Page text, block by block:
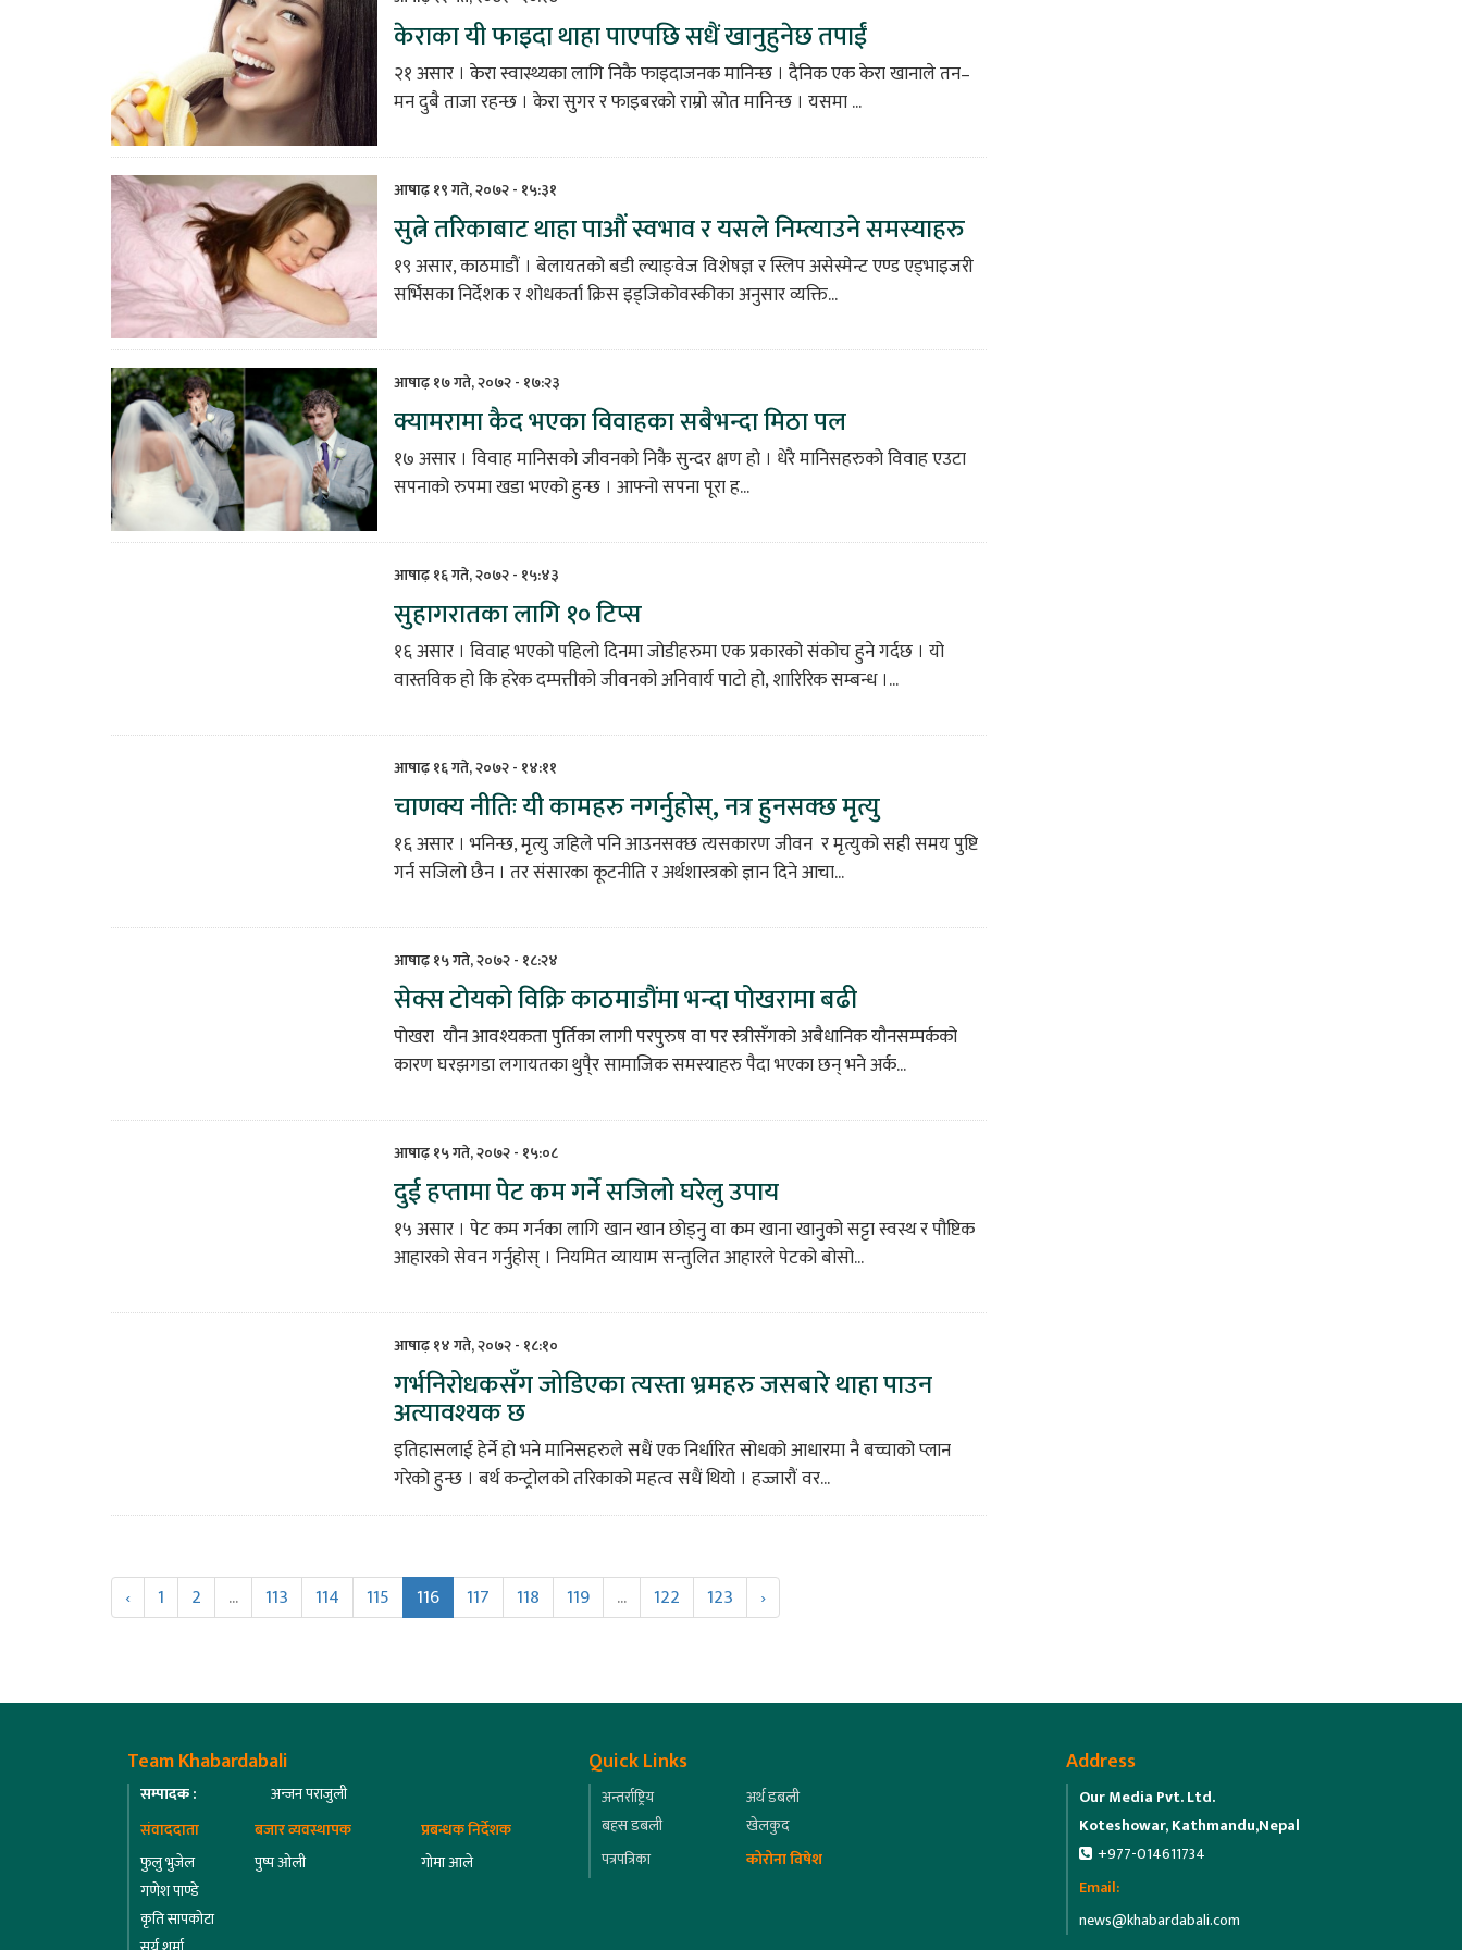
केराका यी फाइदा थाहा पाएपछि सधैं खानुहुनेछ तपाईं
२१ असार । केरा स्वास्थ्यका लागि निकै फाइदाजनक मानिन्छ । दैनिक एक केरा खानाले तन–
मन दुबै ताजा रहन्छ । केरा सुगर र फाइबरको राम्रो स्रोत मानिन्छ । यसमा ...
आषाढ़ १९ गते, २०७२ - १५:३१
सुत्ने तरिकाबाट थाहा पाऔं स्वभाव र यसले निम्त्याउने समस्याहरु
१९ असार, काठमाडौं । बेलायतको बडी ल्याङ्वेज विशेषज्ञ र स्लिप असेस्मेन्ट एण्ड एड्भाइजरी
सर्भिसका निर्देशक र शोधकर्ता क्रिस इड्जिकोवस्कीका अनुसार व्यक्ति...
आषाढ़ १७ गते, २०७२ - १७:२३
क्यामरामा कैद भएका विवाहका सबैभन्दा मिठा पल
१७ असार । विवाह मानिसको जीवनको निकै सुन्दर क्षण हो । धेरै मानिसहरुको विवाह एउटा
सपनाको रुपमा खडा भएको हुन्छ । आफ्नो सपना पूरा ह...
आषाढ़ १६ गते, २०७२ - १५:४३
सुहागरातका लागि १० टिप्स
१६ असार । विवाह भएको पहिलो दिनमा जोडीहरुमा एक प्रकारको संकोच हुने गर्दछ । यो
वास्तविक हो कि हरेक दम्पत्तीको जीवनको अनिवार्य पाटो हो, शारिरिक सम्बन्ध ।...
आषाढ़ १६ गते, २०७२ - १४:११
चाणक्य नीतिः यी कामहरु नगर्नुहोस्, नत्र हुनसक्छ मृत्यु
१६ असार । भनिन्छ, मृत्यु जहिले पनि आउनसक्छ त्यसकारण जीवन र मृत्युको सही समय पुष्टि
गर्न सजिलो छैन । तर संसारका कूटनीति र अर्थशास्त्रको ज्ञान दिने आचा...
आषाढ़ १५ गते, २०७२ - १८:२४
सेक्स टोयको विक्रि काठमाडौंमा भन्दा पोखरामा बढी
पाेखरा यौन आवश्यकता पुर्तिका लागी परपुरुष वा पर स्त्रीसँगको अबैधानिक यौनसम्पर्कको
कारण घरझगडा लगायतका थुपै्र सामाजिक समस्याहरु पैदा भएका छन् भने अर्क...
आषाढ़ १५ गते, २०७२ - १५:०८
दुई हप्तामा पेट कम गर्ने सजिलो घरेलु उपाय
१५ असार । पेट कम गर्नका लागि खान खान छोड्नु वा कम खाना खानुको सट्टा स्वस्थ र पौष्टिक
आहारको सेवन गर्नुहोस् । नियमित व्यायाम सन्तुलित आहारले पेटको बोसो...
आषाढ़ १४ गते, २०७२ - १८:१०
गर्भनिरोधकसँग जोडिएका त्यस्ता भ्रमहरु जसबारे थाहा पाउन
अत्यावश्यक छ
इतिहासलाई हेर्ने हो भने मानिसहरुले सधैं एक निर्धारित सोधको आधारमा नै बच्चाको प्लान
गरेको हुन्छ । बर्थ कन्ट्रोलको तरिकाको महत्व सधैं थियो । हज्जारौं वर...
‹ 1 2 ... 113 114 115 116 117 118 119 ... 122 123 ›
Team Khabardabali
सम्पादक :
अन्जन पराजुली
संवाददाता
फुलु भुजेल
गणेश पाण्डे
कृति सापकोटा
बजार व्यवस्थापक
पुष्प ओली
प्रबन्धक निर्देशक
गोमा आले
Quick Links
अन्तर्राष्ट्रिय
अर्थ डबली
बहस डबली
खेलकुद
पत्रपत्रिका
कोरोना विषेश
Address
Our Media Pvt. Ltd.
Koteshowar, Kathmandu,Nepal
+977-014611734
Email:
news@khabardabali.com